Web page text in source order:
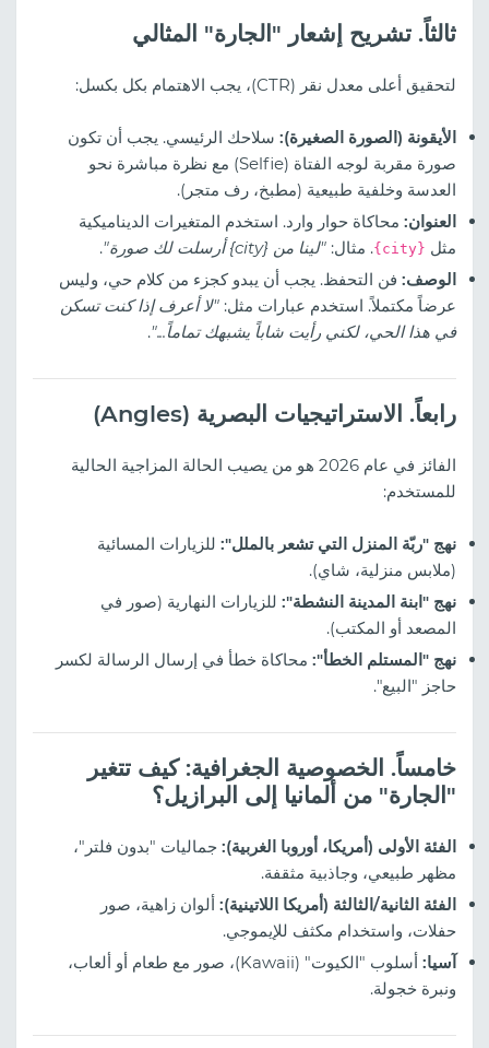
ثالثاً. تشريح إشعار "الجارة" المثالي
لتحقيق أعلى معدل نقر (CTR)، يجب الاهتمام بكل بكسل:
الأيقونة (الصورة الصغيرة): سلاحك الرئيسي. يجب أن تكون
صورة مقربة لوجه الفتاة (Selfie) مع نظرة مباشرة نحو
العدسة وخلفية طبيعية (مطبخ، رف متجر).
العنوان: محاكاة حوار وارد. استخدم المتغيرات الديناميكية
مثل {city} . مثال: "لينا من {city} أرسلت لك صورة"
.
الوصف: فن التحفظ. يجب أن يبدو كجزء من كلام حي، وليس
عرضاً مكتملاً. استخدم عبارات مثل: "لا أعرف إذا كنت تسكن
في هذا الحي، لكني رأيت شاباً يشبهك تماماً...".
رابعاً. الاستراتيجيات البصرية (Angles)
الفائز في عام 2026 هو من يصيب الحالة المزاجية الحالية
للمستخدم:
نهج "ربّة المنزل التي تشعر بالملل": للزيارات المسائية
(ملابس منزلية، شاي).
نهج "ابنة المدينة النشطة": للزيارات النهارية (صور في
المصعد أو المكتب).
نهج "المستلم الخطأ": محاكاة خطأ في إرسال الرسالة لكسر
حاجز "البيع".
خامساً. الخصوصية الجغرافية: كيف تتغير
"الجارة" من ألمانيا إلى البرازيل؟
الفئة الأولى (أمريكا، أوروبا الغربية): جماليات "بدون فلتر"،
مظهر طبيعي، وجاذبية مثقفة.
الفئة الثانية/الثالثة (أمريكا اللاتينية): ألوان زاهية، صور
حفلات، واستخدام مكثف للإيموجي.
آسيا:
أسلوب "الكيوت" (Kawaii)، صور مع طعام أو ألعاب،
ونبرة خجولة.